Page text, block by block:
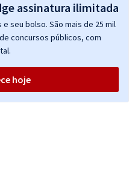
seu bolso. São mais de 25 mil
concursos públicos, com
hoje